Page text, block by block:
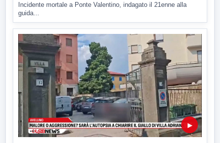
Incidente mortale a Ponte Valentino, indagato il 21enne alla
guida...
▶